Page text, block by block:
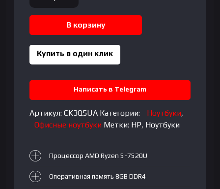
товара
HP
(3Q5)
AMD
7520U|
DDR4
8GB|
15,6
FHD
Touch|
В корзину
Купить в один клик
Написать в Telegram
Артикул:CK3Q5UA Категории: Ноутбуки,
Офисные ноутбуки Метки: HP, Ноутбуки
Процессор AMD Ryzen 5-7520U
Оперативная память 8GB DDR4